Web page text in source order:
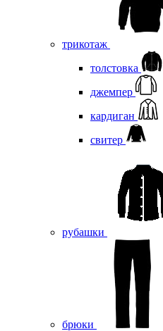
трикотаж
толстовка
джемпер
кардиган
свитер
рубашки
брюки